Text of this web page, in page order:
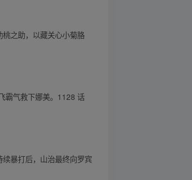
之助，以藏关心小菊胳
霸气救下娜美。1128 话
暴打后，山治最终向罗宾